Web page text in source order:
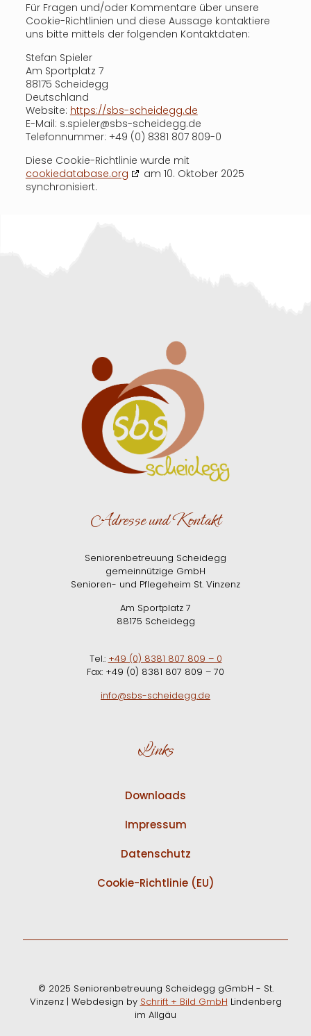
Für Fragen und/oder Kommentare über unsere
Cookie-Richtlinien und diese Aussage kontaktiere
uns bitte mittels der folgenden Kontaktdaten:
Stefan Spieler
Am Sportplatz 7
88175 Scheidegg
Deutschland
Website: https://sbs-scheidegg.de
E-Mail: s.spieler@sbs-scheidegg.de
Telefonnummer: +49 (0) 8381 807 809-0
Diese Cookie-Richtlinie wurde mit
cookiedatabase.org
am 10. Oktober 2025
synchronisiert.
Adresse und Kontakt
Seniorenbetreuung Scheidegg
gemeinnützige GmbH
Senioren- und Pflegeheim St. Vinzenz
Am Sportplatz 7
88175 Scheidegg
Tel.: +49 (0) 8381 807 809 – 0
Fax: +49 (0) 8381 807 809 – 70
info@sbs-scheidegg.de
Links
Downloads
Impressum
Datenschutz
Cookie-Richtlinie (EU)
© 2025 Seniorenbetreuung Scheidegg gGmbH - St.
Vinzenz | Webdesign by Schrift + Bild GmbH Lindenberg
im Allgäu